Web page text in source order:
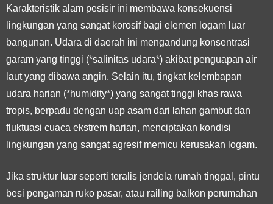
Karakteristik alam pesisir ini membawa konsekuensi
lingkungan yang sangat korosif bagi elemen logam luar
bangunan. Udara di daerah ini mengandung konsentrasi
garam yang tinggi (*salinitas udara*) akibat penguapan air
laut yang dibawa angin. Selain itu, tingkat kelembapan
udara harian (*humidity*) yang sangat tinggi khas rawa
tropis, berpadu dengan uap asam dari lahan gambut dan
fluktuasi cuaca ekstrem harian, menciptakan kondisi
lingkungan yang sangat agresif memicu kerusakan logam.
Jika struktur luar seperti teralis jendela rumah tinggal, pintu
besi pengaman ruko pasar, atau railing balkon perumahan